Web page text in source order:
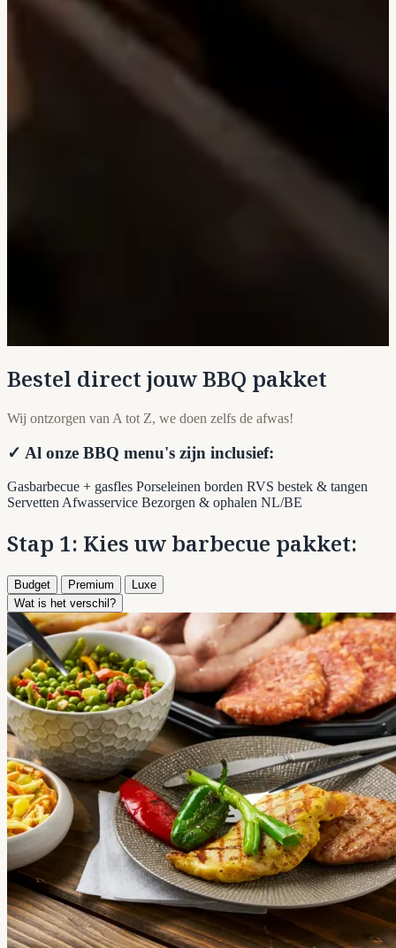
Bestel direct jouw BBQ pakket
Wij ontzorgen van A tot Z, we doen zelfs de afwas!
✓ Al onze BBQ menu's zijn inclusief:
Gasbarbecue + gasfles Porseleinen borden RVS bestek & tangen
ServettenAfwasservice Bezorgen & ophalen NL/BE
Stap 1: Kies uw barbecue pakket:
Budget Premium
Luxe
Wat is het verschil?